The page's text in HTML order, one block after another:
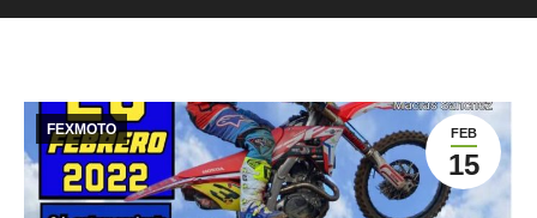
FEB
15
FEXMOTO